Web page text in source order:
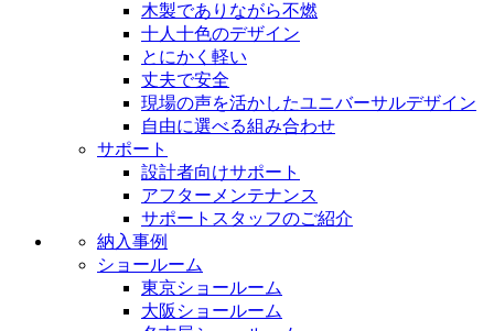
木製でありながら不燃
十人十色のデザイン
とにかく軽い
丈夫で安全
現場の声を活かしたユニバーサルデザイン
自由に選べる組み合わせ
サポート
設計者向けサポート
アフターメンテナンス
サポートスタッフのご紹介
納入事例
ショールーム
東京ショールーム
大阪ショールーム